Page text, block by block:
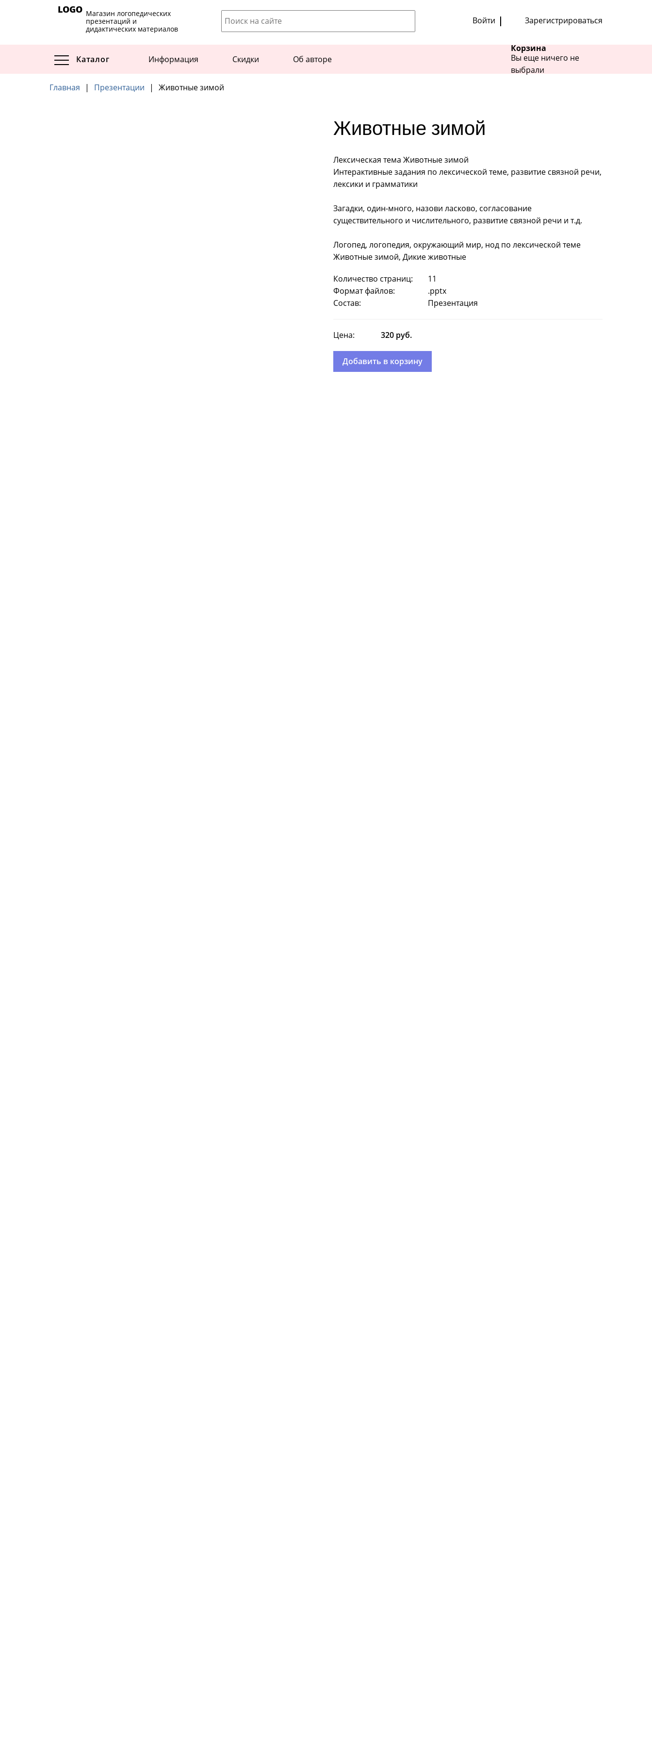
LOGO Магазин логопедических
презентаций и
дидактических материалов
Войти Зарегистрироваться
Каталог Информация Скидки Об авторе
Корзина
Вы еще ничего не
выбрали
Главная
| Презентации | Животные зимой
Животные зимой
Лексическая тема Животные зимой
Интерактивные задания по лексической теме, развитие связной речи,
лексики и грамматики
Загадки, один-много, назови ласково, согласование
существительного и числительного, развитие связной речи и т.д.
Логопед, логопедия, окружающий мир, нод по лексической теме
Животные зимой, Дикие животные
Количество страниц:
11
Формат файлов:
.pptx
Состав:
Презентация
Цена: 320 руб.
Добавить в корзину